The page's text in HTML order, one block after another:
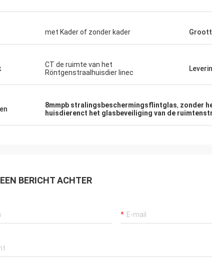
met Kader of zonder kader
CT de ruimte van het
Röntgenstraalhuisdier linec
8mmpb stralingsbeschermingsflintglas, zonder
huisdierenct het glasbeveiliging van de
BERICHT ACHTER